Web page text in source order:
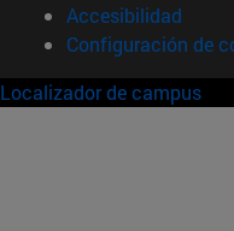
Accesibilidad
Configuración de
Localizador de campus